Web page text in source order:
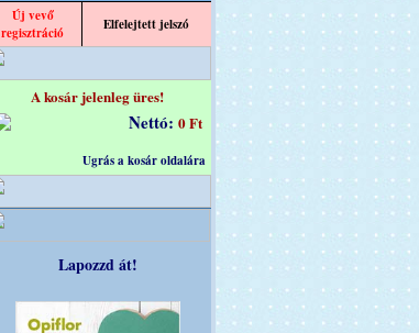
Új vevő
regisztráció
Elfelejtett jelszó
A kosár jelenleg üres!
Nettó: 0 Ft
Ugrás a kosár oldalára
Lapozzd át!